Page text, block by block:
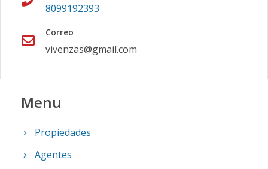
8099192393
Correo
vivenzas@gmail.com
Menu
Propiedades
Agentes